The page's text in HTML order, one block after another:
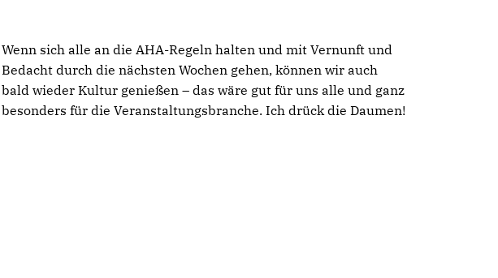
Wenn sich alle an die AHA-Regeln halten und mit Vernunft und
Bedacht durch die nächsten Wochen gehen, können wir auch
bald wieder Kultur genießen – das wäre gut für uns alle und ganz
besonders für die Veranstaltungsbranche. Ich drück die Daumen!